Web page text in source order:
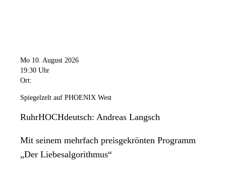
Mo 10. August 2026
19:30 Uhr
Ort:
Spiegelzelt auf PHOENIX West
RuhrHOCHdeutsch: Andreas Langsch
Mit seinem mehrfach preisgekrönten Programm
„Der Liebesalgorithmus“